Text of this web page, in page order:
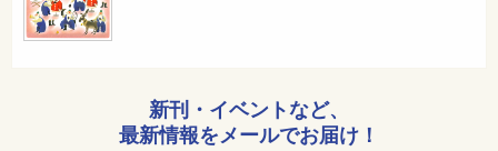
新刊・イベントなど、
最新情報をメールでお届け！